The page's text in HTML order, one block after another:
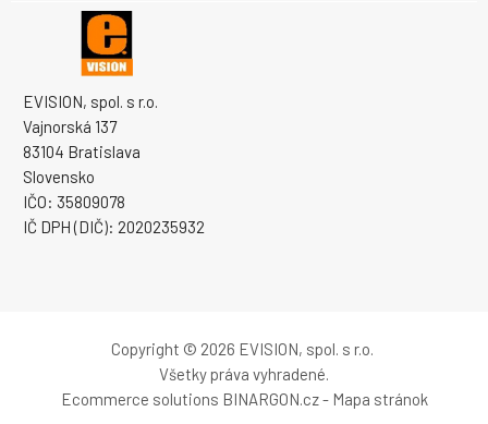
EVISION, spol. s r.o.
Vajnorská 137
83104 Bratislava
Slovensko
IČO: 35809078
IČ DPH (DIČ): 2020235932
Copyright © 2026 EVISION, spol. s r.o.
Všetky práva vyhradené.
Ecommerce solutions BINARGON.cz- Mapa stránok